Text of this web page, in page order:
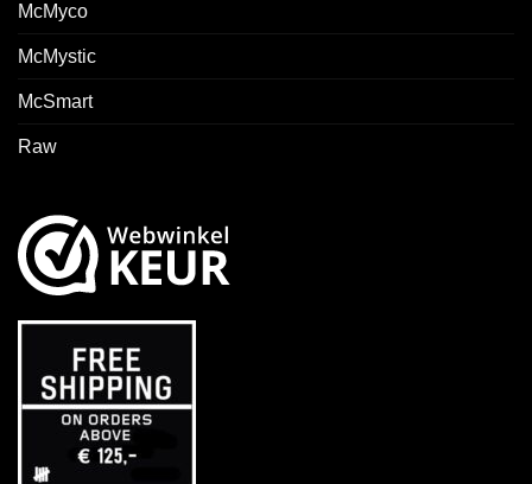
McMyco
McMystic
McSmart
Raw